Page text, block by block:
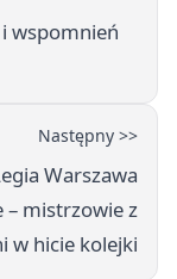
wspomnień
Następny >>
Warszawa
– mistrzowie z
w hicie kolejki